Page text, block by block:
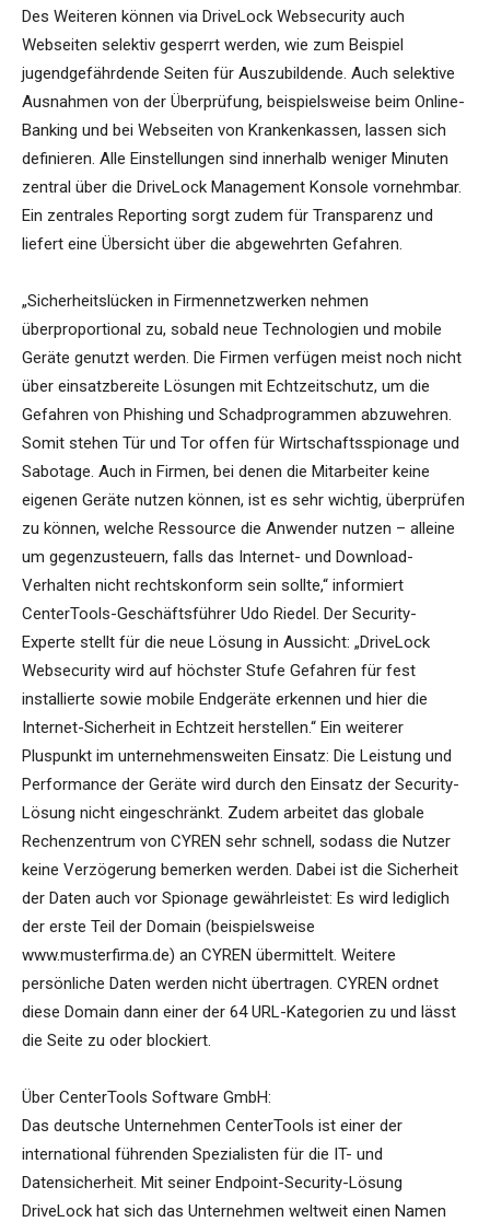
Des Weiteren können via DriveLock Websecurity auch
Webseiten selektiv gesperrt werden, wie zum Beispiel
jugendgefährdende Seiten für Auszubildende. Auch selektive
Ausnahmen von der Überprüfung, beispielsweise beim Online-
Banking und bei Webseiten von Krankenkassen, lassen sich
definieren. Alle Einstellungen sind innerhalb weniger Minuten
zentral über die DriveLock Management Konsole vornehmbar.
Ein zentrales Reporting sorgt zudem für Transparenz und
liefert eine Übersicht über die abgewehrten Gefahren.
„Sicherheitslücken in Firmennetzwerken nehmen
überproportional zu, sobald neue Technologien und mobile
Geräte genutzt werden. Die Firmen verfügen meist noch nicht
über einsatzbereite Lösungen mit Echtzeitschutz, um die
Gefahren von Phishing und Schadprogrammen abzuwehren.
Somit stehen Tür und Tor offen für Wirtschaftsspionage und
Sabotage. Auch in Firmen, bei denen die Mitarbeiter keine
eigenen Geräte nutzen können, ist es sehr wichtig, überprüfen
zu können, welche Ressource die Anwender nutzen – alleine
um gegenzusteuern, falls das Internet- und Download-
Verhalten nicht rechtskonform sein sollte,“ informiert
CenterTools-Geschäftsführer Udo Riedel. Der Security-
Experte stellt für die neue Lösung in Aussicht: „DriveLock
Websecurity wird auf höchster Stufe Gefahren für fest
installierte sowie mobile Endgeräte erkennen und hier die
Internet-Sicherheit in Echtzeit herstellen.“ Ein weiterer
Pluspunkt im unternehmensweiten Einsatz: Die Leistung und
Performance der Geräte wird durch den Einsatz der Security-
Lösung nicht eingeschränkt. Zudem arbeitet das globale
Rechenzentrum von CYREN sehr schnell, sodass die Nutzer
keine Verzögerung bemerken werden. Dabei ist die Sicherheit
der Daten auch vor Spionage gewährleistet: Es wird lediglich
der erste Teil der Domain (beispielsweise
www.musterfirma.de) an CYREN übermittelt. Weitere
persönliche Daten werden nicht übertragen. CYREN ordnet
diese Domain dann einer der 64 URL-Kategorien zu und lässt
die Seite zu oder blockiert.
Über CenterTools Software GmbH:
Das deutsche Unternehmen CenterTools ist einer der
international führenden Spezialisten für die IT- und
Datensicherheit. Mit seiner Endpoint-Security-Lösung
DriveLock hat sich das Unternehmen weltweit einen Namen